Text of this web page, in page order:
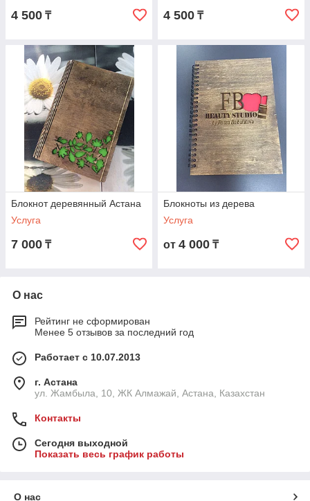
4 500 ₸ 4 500 ₸
Блокнот деревянный Астана
Услуга
7 000 ₸
Блокноты из дерева
Услуга
от 4 000 ₸
О нас
Рейтинг не сформирован
Менее 5 отзывов за последний год
Работает с 10.07.2013
г. Астана
ул. Жамбыла, 10, ЖК Алмажай, Астана, Казахстан
Контакты
Сегодня выходной
Показать весь график работы
О нас